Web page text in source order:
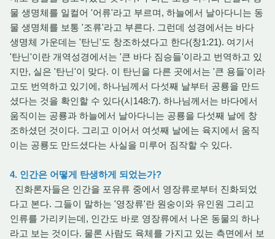
물 생명체를 일컬어 '어류'라고 부르며, 하늘에서 날아다니는 동
물 생명체를 보통 '조류'라고 부른다. 그런데 성경에서는 바다
생명체 가운데는 '탄닌'도 창조하셨다고 한다(창1:21). 여기서
'탄닌'이란 개역성경에서는 '큰 바다 짐승들'이라고 번역하고 있
지만, 실은 '탄닌'이 맞다. 이 탄닌을 다른 곳에서는 '큰 용들'이라
고도 번역하고 있기에, 하나님께서 다섯째 날부터 공룡을 만드
셨다는 것을 확인할 수 있다(시148:7). 하나님께서는 바다에서
움직이는 공룡과 하늘에서 날아다니는 공룡을 다섯째 날에 창
조하셨던 것이다. 그리고 이어서 여섯째 날에는 육지에서 움직
이는 공룡도 만드셨다는 사실을 미루어 짐작할 수 있다.
4. 인간은 어떻게 탄생하게 되었는가?
진화론자들은 인간을 포유류 중에서 영장류로부터 진화되었
다고 본다. 그들이 말하는 '영장류'란 원숭이와 유인원 그리고
인류를 가리키는데, 인간도 바로 영장류에서 나온 동물의 하나
라고 보는 것이다. 물론 사람도 육체를 가지고 있는 측면에서 보